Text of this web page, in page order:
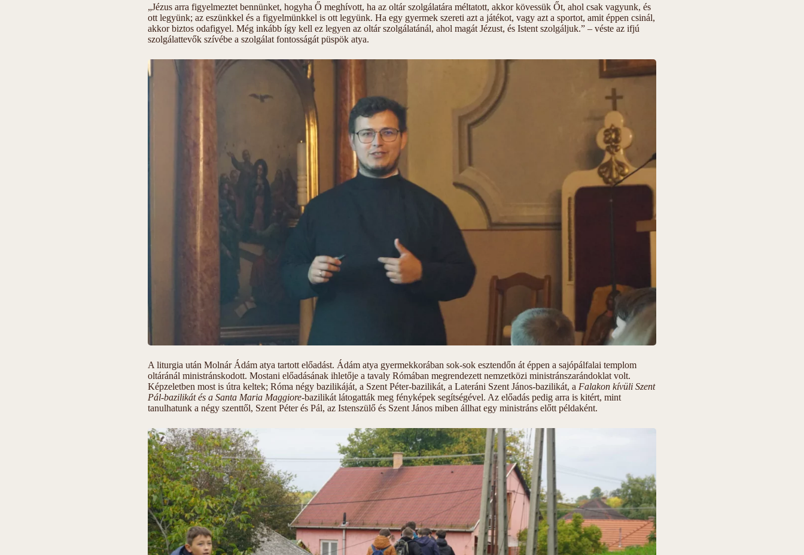
„Jézus arra figyelmeztet bennünket, hogyha Ő meghívott, ha az oltár szolgálatára méltatott, akkor kövessük Őt, ahol csak vagyunk, és
ott legyünk; az eszünkkel és a figyelmünkkel is ott legyünk. Ha egy gyermek szereti azt a játékot, vagy azt a sportot, amit éppen csinál,
akkor biztos odafigyel. Még inkább így kell ez legyen az oltár szolgálatánál, ahol magát Jézust, és Istent szolgáljuk.” – véste az ifjú
szolgálattevők szívébe a szolgálat fontosságát püspök atya.
A liturgia után Molnár Ádám atya tartott előadást. Ádám atya gyermekkorában sok-sok esztendőn át éppen a sajópálfalai templom
oltáránál ministránskodott. Mostani előadásának ihletője a tavaly Rómában megrendezett nemzetközi ministránszarándoklat volt.
Képzeletben most is útra keltek; Róma négy bazilikáját, a Szent Péter-bazilikát, a Lateráni Szent János-bazilikát, a Falakon kívüli Szent
Pál-bazilikát és a Santa Maria Maggiore-bazilikát látogatták meg fényképek segítségével. Az előadás pedig arra is kitért, mint
tanulhatunk a négy szenttől, Szent Péter és Pál, az Istenszülő és Szent János miben állhat egy ministráns előtt példaként.